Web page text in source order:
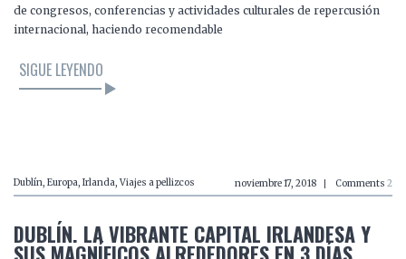
de congresos, conferencias y actividades culturales de repercusión
internacional, haciendo recomendable
SIGUE LEYENDO
Dublín, Europa, Irlanda, Viajes a pellizcos noviembre 17, 2018 Comments 2
DUBLÍN. LA VIBRANTE CAPITAL IRLANDESA Y